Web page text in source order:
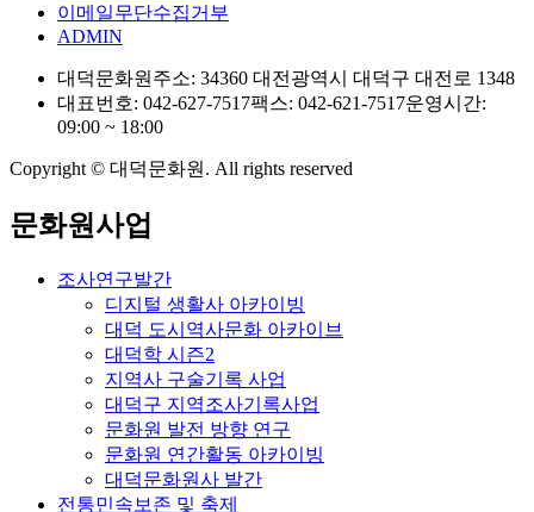
이메일무단수집거부
ADMIN
대덕문화원주소: 34360 대전광역시 대덕구 대전로 1348
대표번호: 042-627-7517팩스: 042-621-7517운영시간:
09:00 ~ 18:00
Copyright © 대덕문화원. All rights reserved
문화원사업
조사연구발간
디지털 생활사 아카이빙
대덕 도시역사문화 아카이브
대덕학 시즌2
지역사 구술기록 사업
대덕구 지역조사기록사업
문화원 발전 방향 연구
문화원 연간활동 아카이빙
대덕문화원사 발간
전통민속보존 및 축제